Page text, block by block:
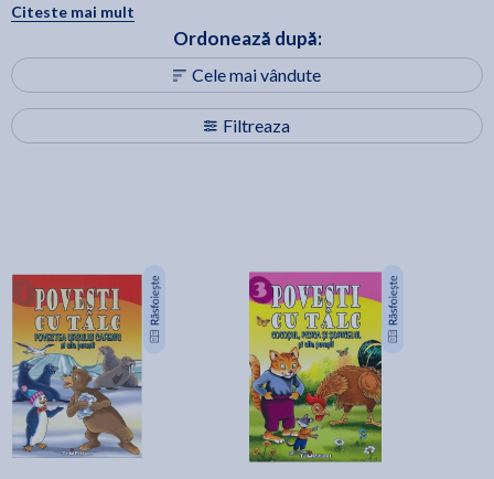
actualizată periodic, astfel încât să poți reveni oricând pentru noi
apariții și recomandări.
Citeste mai mult
Filtreaza
Ordonează după:
Cele mai vândute